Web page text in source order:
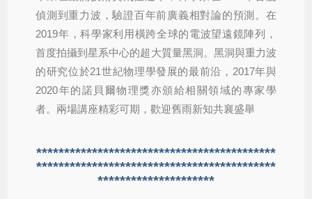
偵測到重力波，驗證百年前廣義相對論的預測。在
2019年，科學家利用橫跨全球的電波望遠鏡陣列，
首度拍攝到星系中心的超大質量黑洞。黑洞與重力波
的研究位於21世紀物理學發展的最前沿，2017年與
2020年的諾貝爾物理獎亦頒給相關領域的專家學
者。兩場講座精彩可期，歡迎舊雨新知共襄盛舉
*******************************************
*******************************************
*********************